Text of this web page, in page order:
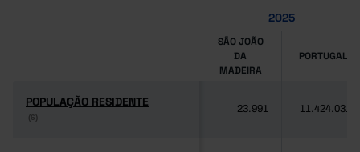
2025
SÃO JOÃO
DA
MADEIRA
PORTUGAL
POPULAÇÃO RESIDENTE
(6)
POPULAÇÃO RESIDENTE
(6)
23.991 11.424.031